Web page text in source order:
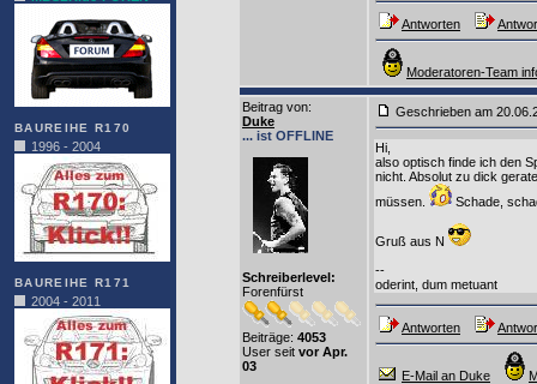
BAUREIHE R170
1996 - 2004
BAUREIHE R171
2004 - 2011
Antworten
Moderatoren-Team
Beitrag von:
Duke
... ist OFFLINE
Schreiberlevel:
Forenfürst
Beiträge: 4053
User seit vor Apr.
03
Geschrieben am
Hi,
also optisch finde ich den
nicht. Absolut zu dick
müssen.
Schade,
Gruß aus N
--
oderint, dum metuant
Antworten
E-Mail an Duke